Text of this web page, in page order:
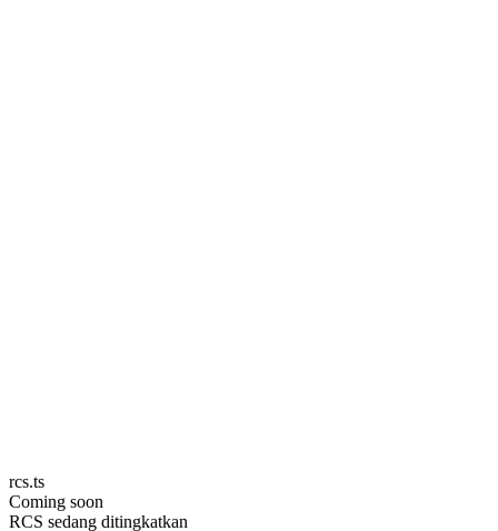
rcs.ts
Coming soon
RCS sedang ditingkatkan